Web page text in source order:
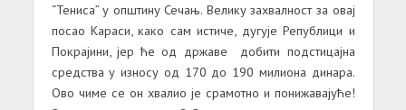
“Тениса” у општину Сечањ. Велику захвалност за овај
посао Караси, како сам истиче, дугује Републици и
Покрајини, јер ће од државе добити подстицајна
средства у износу од 170 до 190 милиона динара.
Ово чиме се он хвалио је срамотно и понижавајуће!